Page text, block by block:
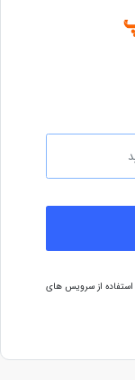
استفاده از سرویس های